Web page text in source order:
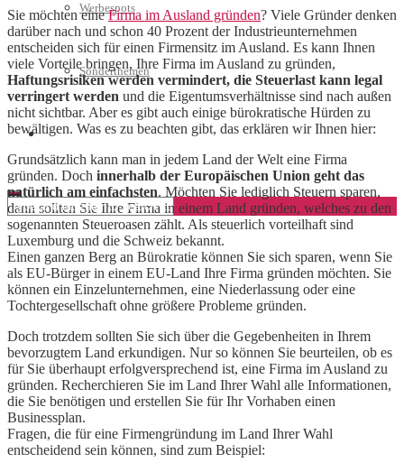
Werbespots
Sonderthemen
Geschäftskonto eröffnen
Sie möchten eineFirma im Ausland gründen? Viele Gründer denken
darüber nach und schon 40 Prozent der Industrieunternehmen
entscheiden sich für einen Firmensitz im Ausland. Es kann Ihnen
viele Vorteile bringen, Ihre Firma im Ausland zu gründen,
Haftungsrisiken werden vermindert, die Steuerlast kann legal
verringert werden und die Eigentumsverhältnisse sind nach außen
nicht sichtbar. Aber es gibt auch einige bürokratische Hürden zu
bewältigen. Was es zu beachten gibt, das erklären wir Ihnen hier:
Grundsätzlich kann man in jedem Land der Welt eine Firma
gründen. Doch innerhalb der Europäischen Union geht das
natürlich am einfachsten. Möchten Sie lediglich Steuern sparen,
dann sollten Sie Ihre Firma in einem Land gründen, welches zu den
sogenannten Steueroasen zählt. Als steuerlich vorteilhaft sind
Luxemburg und die Schweiz bekannt.
Einen ganzen Berg an Bürokratie können Sie sich sparen, wenn Sie
als EU-Bürger in einem EU-Land Ihre Firma gründen möchten. Sie
können ein Einzelunternehmen, eine Niederlassung oder eine
Tochtergesellschaft ohne größere Probleme gründen.
Doch trotzdem sollten Sie sich über die Gegebenheiten in Ihrem
bevorzugtem Land erkundigen. Nur so können Sie beurteilen, ob es
für Sie überhaupt erfolgversprechend ist, eine Firma im Ausland zu
gründen. Recherchieren Sie im Land Ihrer Wahl alle Informationen,
die Sie benötigen und erstellen Sie für Ihr Vorhaben einen
Businessplan.
Fragen, die für eine Firmengründung im Land Ihrer Wahl
entscheidend sein können, sind zum Beispiel: